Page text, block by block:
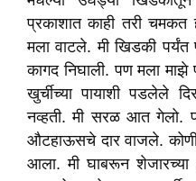
प्रकाशात काही तरी
मला वाटले. मी खिडकी
कागद निघाली. पण मला
खुर्चीच्या पायाशी पडलेले
नव्हती. मी सरळ आत गेलो.
औटहाऊसचे दार वाजले.
आला. मी घाबरून शेजारच्या